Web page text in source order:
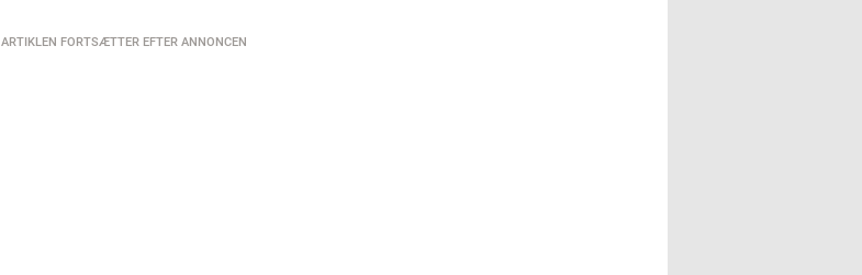
ARTIKLEN FORTSÆTTER EFTER ANNONCEN